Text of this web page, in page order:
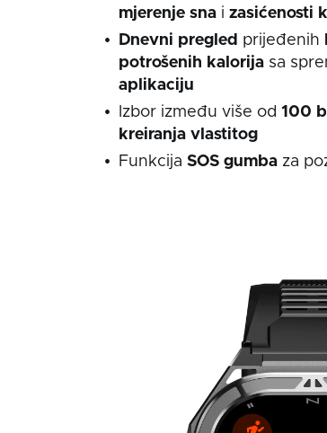
mjerenje sna i zasićenosti
Dnevni pregled prijeđenih
potrošenih kalorija sa
aplikaciju
Izbor između više od100
kreiranja vlastitog
FunkcijaSOS gumba za